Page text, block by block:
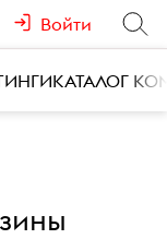
Войти
КАТАЛОГ